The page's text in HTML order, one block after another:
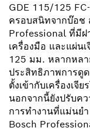
GDE 115/125
ครอบสนิทจากบ๊อช
Professional ที่มีฝ
เครื่องมือ และแผ่น
125 มม. หลากหล
ประสิทธิภาพการดู
ตั้งเข้ากับเครื่องเจี
นอกจากนี้ยังปรับค
การทำงานที่แม่นย
Bosch